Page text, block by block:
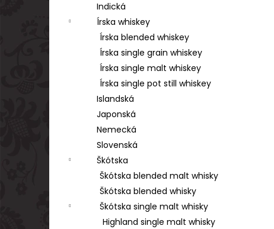
Indická
Írska whiskey
Írska blended whiskey
Írska single grain whiskey
Írska single malt whiskey
Írska single pot still whiskey
Islandská
Japonská
Nemecká
Slovenská
Škótska
Škótska blended malt whisky
Škótska blended whisky
Škótska single malt whisky
Highland single malt whisky